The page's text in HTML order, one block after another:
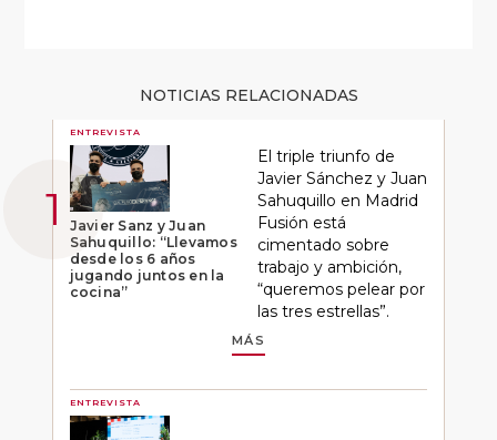
NOTICIAS RELACIONADAS
ENTREVISTA
Javier Sanz y Juan
Sahuquillo: “Llevamos
desde los 6 años
jugando juntos en la
cocina”
El triple triunfo de
Javier Sánchez y Juan
Sahuquillo en Madrid
Fusión está
cimentado sobre
trabajo y ambición,
“queremos pelear por
las tres estrellas”.
MÁS
ENTREVISTA